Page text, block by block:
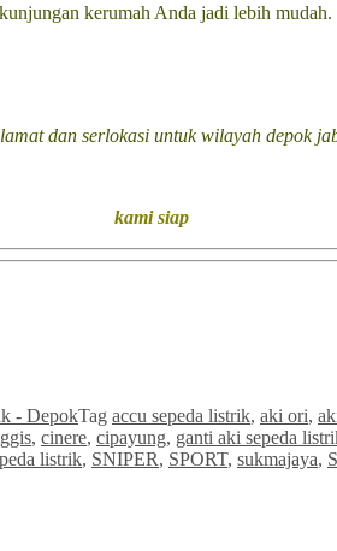
kerumah Anda jadi lebih mudah.
dan serlokasi untuk wilayah depok
kami siap
- DepokTag accu sepeda listrik, aki ori,
, cinere, cipayung, ganti aki sepeda
listrik, SNIPER, SPORT, sukmajaya,